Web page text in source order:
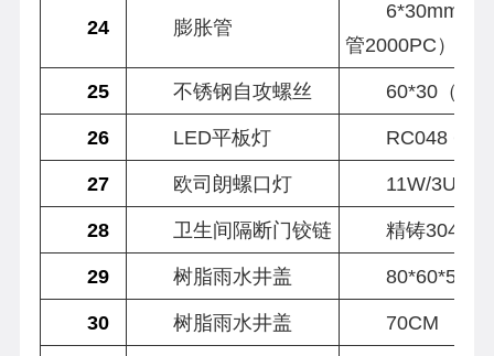
24 膨胀管
6*30mm（
管2000PC）
25
不锈钢自攻螺丝
60*30（
26
LED平板灯
RC048
27
欧司朗螺口灯
11W/3U
28
卫生间隔断门铰链
精铸304 A9
29
树脂雨水井盖
80*60*5CM
30
树脂雨水井盖 70CM